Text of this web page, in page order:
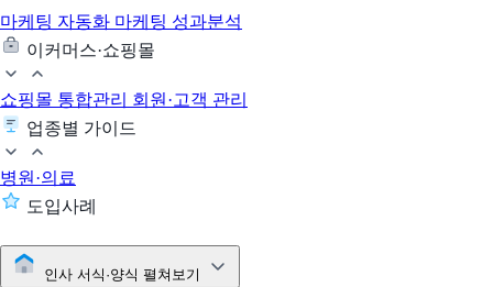
마케팅 자동화 마케팅 성과분석
이커머스·쇼핑몰
쇼핑몰 통합관리 회원·고객 관리
업종별 가이드
병원·의료
도입사례
인사 서식·양식 펼쳐보기